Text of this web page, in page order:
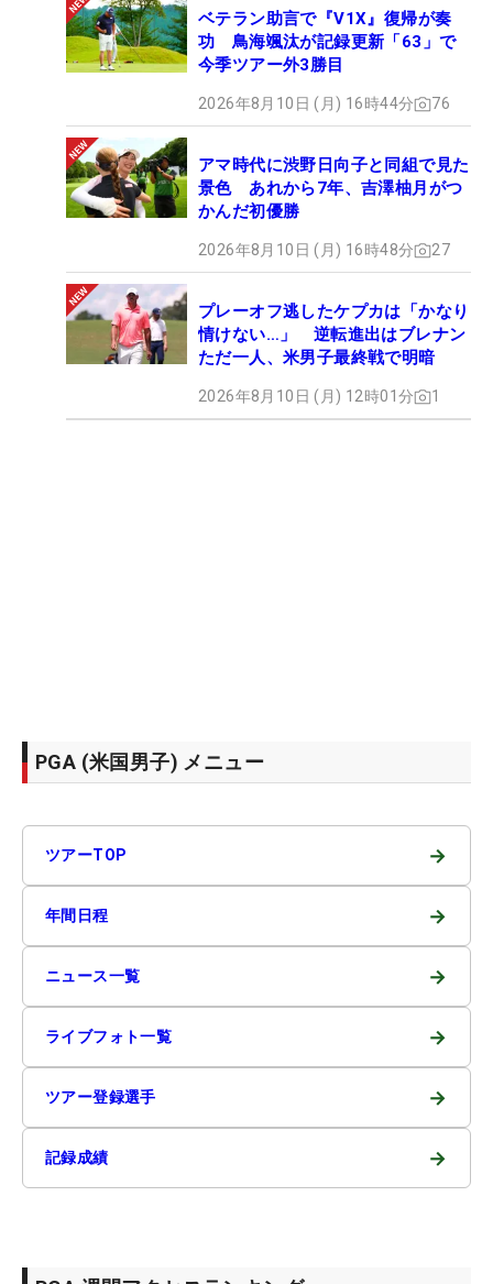
ベテラン助言で『V1X』復帰が奏
功 鳥海颯汰が記録更新「63」で
今季ツアー外3勝目
2026年8月10日 (月) 16時44分 76
アマ時代に渋野日向子と同組で見た
景色 あれから7年、吉澤柚月がつ
かんだ初優勝
2026年8月10日 (月) 16時48分 27
プレーオフ逃したケプカは「かなり
情けない…」 逆転進出はブレナン
ただ一人、米男子最終戦で明暗
2026年8月10日 (月) 12時01分 1
PGA (米国男子) メニュー
ツアーTOP →
年間日程 →
ニュース一覧 →
ライブフォト一覧 →
ツアー登録選手 →
記録成績 →